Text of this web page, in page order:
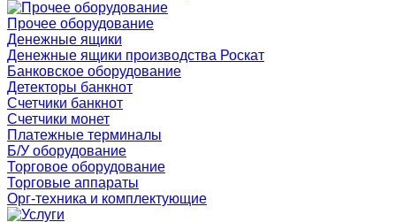
Прочее оборудование
Денежные ящики
Денежные ящики производства Роскат
Банковское оборудование
Детекторы банкнот
Счетчики банкнот
Счетчики монет
Платежные терминалы
Б/У оборудование
Торговое оборудование
Торговые аппараты
Орг-техника и комплектующие